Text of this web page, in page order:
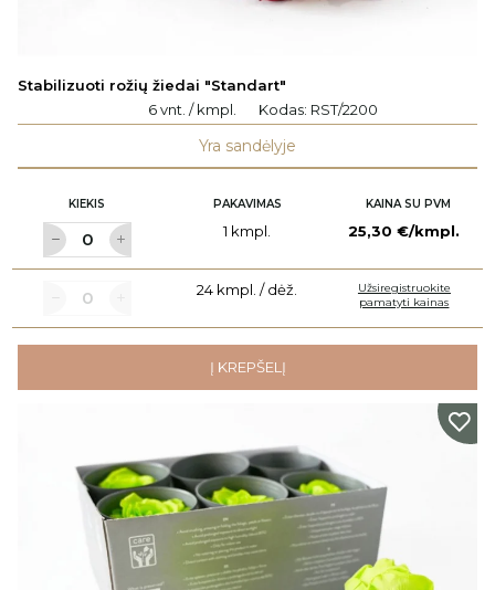
Stabilizuoti rožių žiedai "Standart"
6 vnt. / kmpl.
Kodas: RST/2200
Yra sandėlyje
KIEKIS PAKAVIMAS KAINA SU PVM
1 kmpl. 25,30 €/kmpl.
24 kmpl. / dėž.
Užsiregistruokite
pamatyti kainas
Į KREPŠELĮ